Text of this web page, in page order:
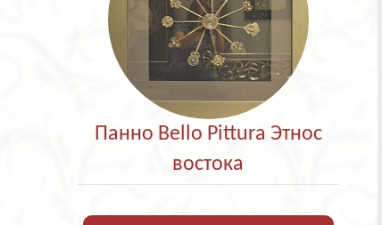
Панно Bello Pittura Этнос
востока